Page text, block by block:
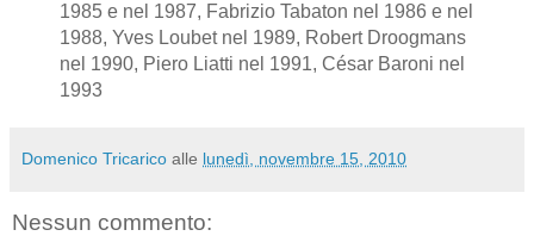
1985e nel 1987, Fabrizio Tabaton nel 1986 e nel
1988, Yves Loubetnel 1989, Robert Droogmans
nel 1990, Piero Liatti nel 1991, César Baroni nel
1993
Domenico Tricarico alle lunedì, novembre 15, 2010
Nessun commento: